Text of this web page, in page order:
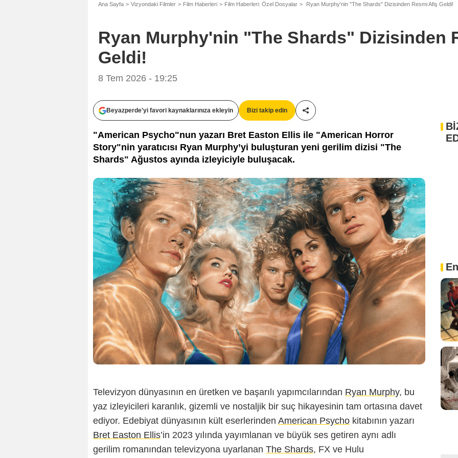
Ana Sayfa Vizyondaki Filmler Film Haberleri Film Haberleri: Özel Dosyalar Ryan Murphy'nin "The Shards" Dizisinden Resmi Afiş Geldi!
Ryan Murphy'nin "The Shards" Dizisinden
Geldi!
8 Tem 2026 - 19:25
Beyazperde'yi favori kaynaklarınıza ekleyin Bizi takip edin
Paylaş!
"American Psycho"nun yazarı Bret Easton Ellis ile "American Horror
Story"nin yaratıcısı Ryan Murphy’yi buluşturan yeni gerilim dizisi "The
Shards" Ağustos ayında izleyiciyle buluşacak.
Televizyon dünyasının en üretken ve başarılı yapımcılarından Ryan Murphy, bu
yaz izleyicileri karanlık, gizemli ve nostaljik bir suç hikayesinin tam ortasına davet
ediyor. Edebiyat dünyasının kült eserlerinden American Psycho kitabının yazarı
Bret Easton Ellis’in 2023 yılında yayımlanan ve büyük ses getiren aynı adlı
gerilim romanından televizyona uyarlanan The Shards, FX ve Hulu
Hulu